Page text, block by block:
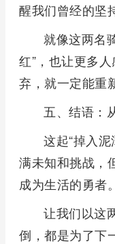
醒我们曾经的坚
就像这两名
红”，也让更多
弃，就一定能重
五、结语：
这起“掉入
满未知和挑战，
成为生活的勇者。
让我们以这
倒，都是为了下